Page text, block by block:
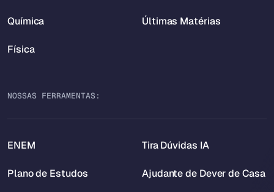
Química
Física
Últimas Matérias
NOSSAS FERRAMENTAS:
ENEM
Plano de Estudos
Tira Dúvidas IA
Ajudante de Dever de Casa